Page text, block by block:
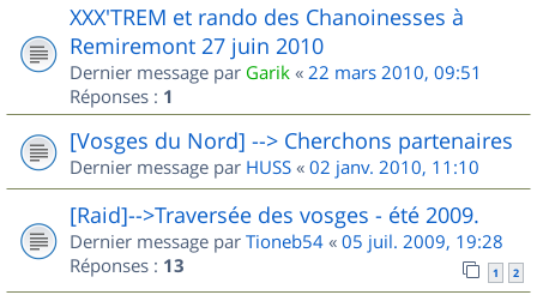
XXX'TREM et rando des Chanoinesses à
Remiremont 27 juin 2010
Dernier message par Garik « 22 mars 2010, 09:51
Réponses : 1
[Vosges du Nord] --> Cherchons partenaires
Dernier message par HUSS « 02 janv. 2010, 11:10
[Raid]-->Traversée des vosges - été 2009.
Dernier message par Tioneb54 « 05 juil. 2009, 19:28
Réponses : 13 1 2